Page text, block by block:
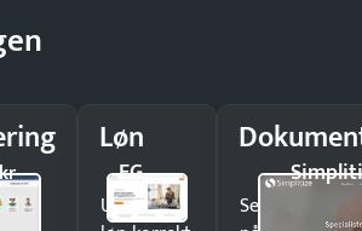
Løn
EG
Udbetal
Send